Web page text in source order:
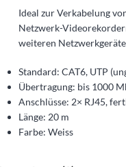
Ideal zur Verkabelung
Netzwerk-
weiteren
Standard: CAT6, UTP
Übertragung: bis 1000
Anschlüsse: 2× RJ45,
Länge: 20 m
Farbe: Weiss